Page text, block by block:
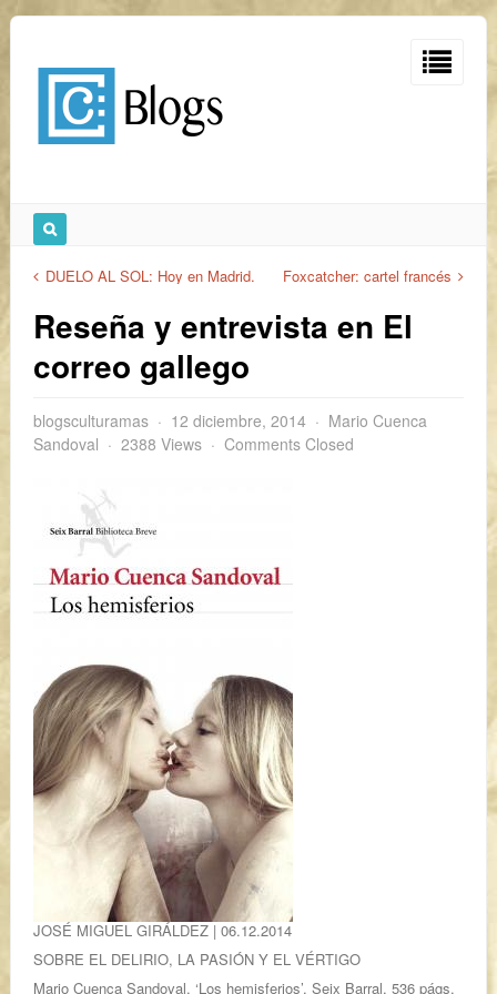
DUELO AL SOL: Hoy en Madrid. Foxcatcher: cartel francés
Reseña y entrevista en El
correo gallego
blogsculturamas 12 diciembre, 2014
Mario Cuenca
Sandoval
2388 Views Comments Closed
JOSÉ MIGUEL GIRÁLDEZ | 06.12.2014
SOBRE EL DELIRIO, LA PASIÓN Y EL VÉRTIGO
Mario Cuenca Sandoval, ‘Los hemisferios’. Seix Barral. 536 págs.